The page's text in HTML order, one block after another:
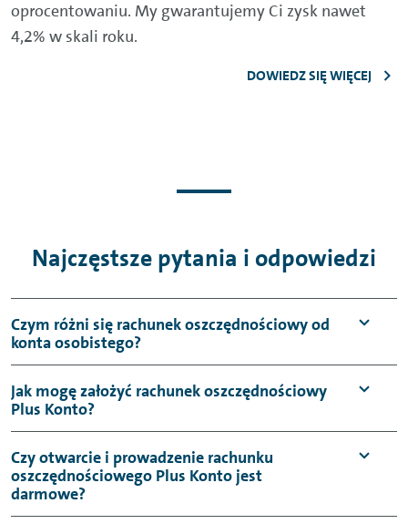
oprocentowaniu. My gwarantujemy Ci zysk nawet
4,2% w skali roku.
DOWIEDZ SIĘ WIĘCEJ
Najczęstsze pytania i odpowiedzi
Czym różni się rachunek oszczędnościowy od
konta osobistego?
Rachunek oszczędnościowy, jak sama nazwa
wskazuje, przeznaczony jest przede
wszystkim do oszczędzania nadwyżki
finansowej. Środki, które przelewasz na
konto oszczędnościowe są oprocentowane
na określoną wartość w skali roku i w ten
Jak mogę założyć rachunek oszczędnościowy
Plus Konto?
Rachunek oszczędnościowy Plus Konto
możesz założyć bez wychodzenia z domu.
Wystarczy, że wypełnisz wniosek online,
Czy otwarcie i prowadzenie rachunku
oszczędnościowego Plus Konto jest
darmowe?